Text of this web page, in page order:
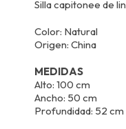
Silla capitonee de
Color: Natural
Origen: China
MEDIDAS
Alto: 100 cm
Ancho: 50 cm
Profundidad: 52 cm